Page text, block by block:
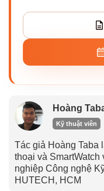
Hoàng
Kỹ thuật viên
Tác giả Hoàng Taba
thoại và
nghiệp Công nghệ
HUTECH, HCM